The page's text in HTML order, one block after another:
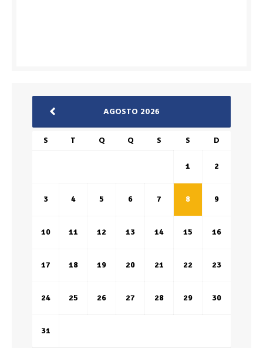
AGOSTO 2026
S T Q Q S S D
1 2
3 4 5 6 7 8 9
10 11 12 13 14 15 16
17 18 19 20 21 22 23
24 25 26 27 28 29 30
31